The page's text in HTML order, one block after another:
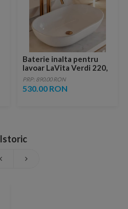
Baterie inalta pentru
lavoar LaVita Verdi 220,
fara ventil, brushed
copper
PRP: 890.00 RON
530.00 RON
Istoric